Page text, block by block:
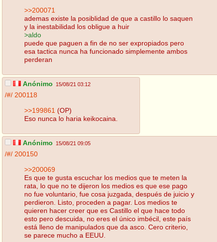
>>200071
ademas existe la posiblidad de que a castillo lo saquen
y la inestabilidad los obligue a huir
>aldo
puede que paguen a fin de no ser expropiados pero
esa tactica nunca ha funcionado simplemente ambos
perderan
Anónimo 15/08/21 03:12
/#/ 200118
>>199861 (OP)
Eso nunca lo haria keikocaina.
Anónimo 15/08/21 09:05
/#/ 200150
>>200069
Es que te gusta escuchar los medios que te meten la
rata, lo que no te dijeron los medios es que ese pago
no fue voluntario, fue cosa juzgada, después de juicio y
perdieron. Listo, proceden a pagar. Los medios te
quieren hacer creer que es Castillo el que hace todo
esto pero descuida, no eres el único imbécil, este país
está lleno de manipulados que da asco. Cero criterio,
se parece mucho a EEUU.